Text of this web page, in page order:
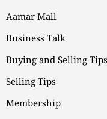
Aamar Mall
Business Talk
Buying and Selling Tips
Selling Tips
Membership